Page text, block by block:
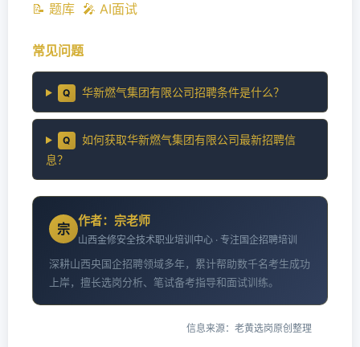
📝 题库 🎤 AI面试
常见问题
Q 华新燃气集团有限公司招聘条件是什么？
Q
如何获取华新燃气集团有限公司最新招聘信
息？
宗
作者：宗老师
山西金修安全技术职业培训中心 · 专注国企招聘培训
深耕山西央国企招聘领域多年，累计帮助数千名考生成功
上岸，擅长选岗分析、笔试备考指导和面试训练。
信息来源：老黄选岗原创整理